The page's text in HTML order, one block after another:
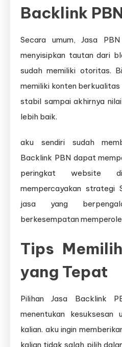
Backlink
Secara umum, Jasa
menyisipkan tautan dari
sudah memiliki otoritas.
memiliki konten
stabil sampai akhirnya
lebih baik.
aku sendiri sudah
Backlink PBN dapat
peringkat website
mempercayakan strategi
jasa yang
berkesempatan
Tips
yang Tepat
Pilihan Jasa Backlink
menentukan kesuksesan
kalian. aku ingin
kalian tidak salah pilih